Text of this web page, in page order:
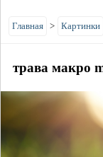
Главная > Картинки
трава макро